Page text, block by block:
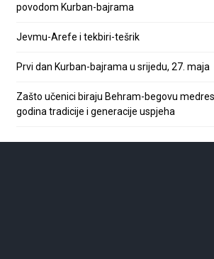
povodom Kurban-bajrama
Jevmu-Arefe i tekbiri-tešrik
Prvi dan Kurban-bajrama u srijedu, 27. maja
Zašto učenici biraju Behram-begovu
godina tradicije i generacije uspjeha